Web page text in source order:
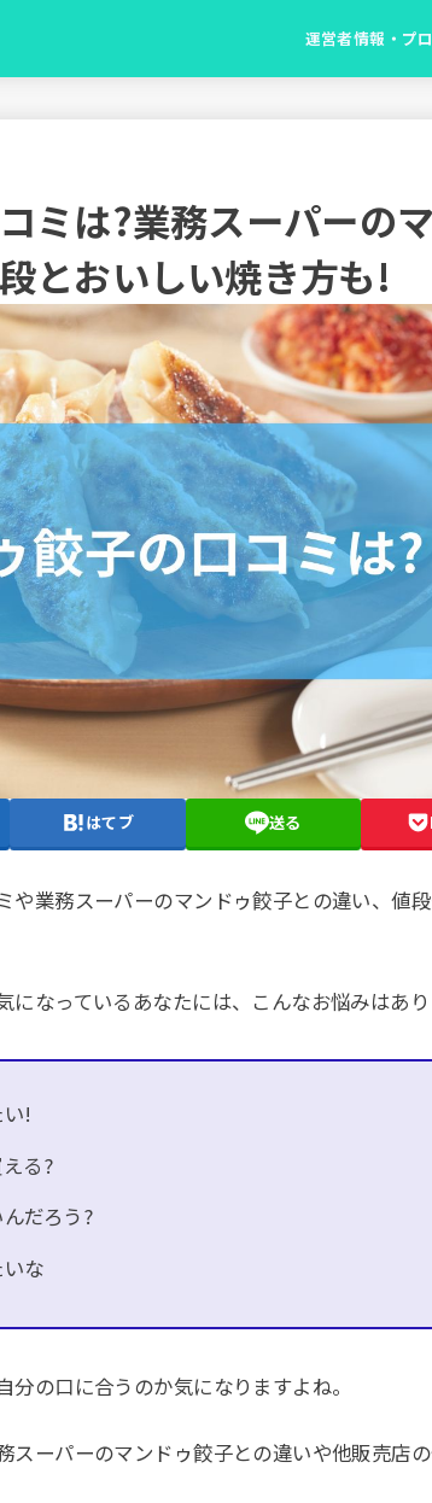
運営者情報・プ
ミは?業務スーパーの
とおいしい焼き方も!
はてブ 送る
や業務スーパーのマンドゥ餃子との違い、値
になっているあなたには、こんなお悩みはあ
!
る?
だろう?
な
の口に合うのか気になりますよね。
スーパーのマンドゥ餃子との違いや他販売店